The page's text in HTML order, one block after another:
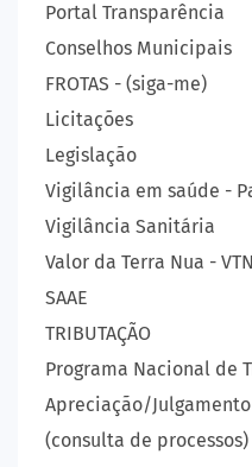
Portal Transparência
Conselhos Municipais
FROTAS - (siga-me)
Licitações
Legislação
Vigilância em saúde -
Vigilância Sanitária
Valor da Terra Nua - VTN
SAAE
TRIBUTAÇÃO
Programa Nacional de
Apreciação/
(consulta de processos)